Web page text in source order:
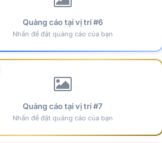
Quảng cáo tại vị trí #6
Nhấn để đặt quảng cáo của bạn
Quảng cáo tại vị trí #7
Nhấn để đặt quảng cáo của bạn